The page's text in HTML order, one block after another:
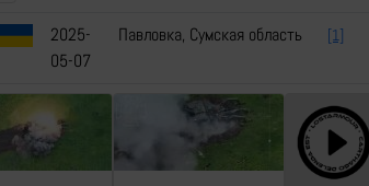
2025-
05-07
Павловка, Сумская область [1]